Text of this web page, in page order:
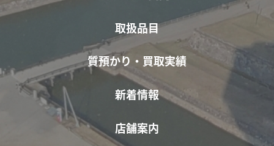
取扱品目
質預かり・買取実績
新着情報
店舗案内